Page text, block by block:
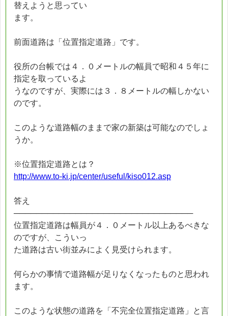
替えようと思ってい
ます。
前面道路は「位置指定道路」です。
役所の台帳では４．０メートルの幅員で昭和４５年に
指定を取っているよ
うなのですが、実際には３．８メートルの幅しかない
のです。
このような道路幅のままで家の新築は可能なのでしょ
うか。
※位置指定道路とは？
http://www.to-ki.jp/center/useful/kiso012.asp
答え
────────────────────────────────
位置指定道路は幅員が４．０メートル以上あるべきな
のですが、こういっ
た道路は古い街並みによく見受けられます。
何らかの事情で道路幅が足りなくなったものと思われ
ます。
このような状態の道路を「不完全位置指定道路」と言